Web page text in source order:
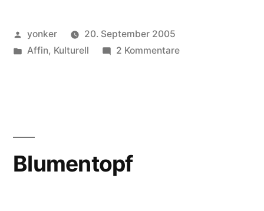
Veröffentlicht
von
yonker
20. September 2005
Veröffentlicht
Affin, Kulturell 2 Kommentarezu
Blumentopf